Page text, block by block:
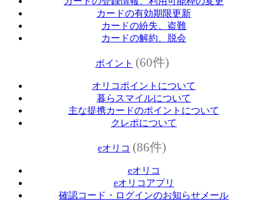
カードの有効期限更新
カードの紛失、盗難
カードの解約、脱会
ポイント (60件)
オリコポイントについて
暮らスマイルについて
主な提携カードのポイントについて
クレポについて
eオリコ (86件)
eオリコ
eオリコアプリ
確認コード・ログインのお知らせメール